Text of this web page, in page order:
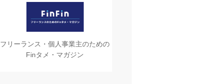
フリーランス・個人事業主のための
Finタメ・マガジン